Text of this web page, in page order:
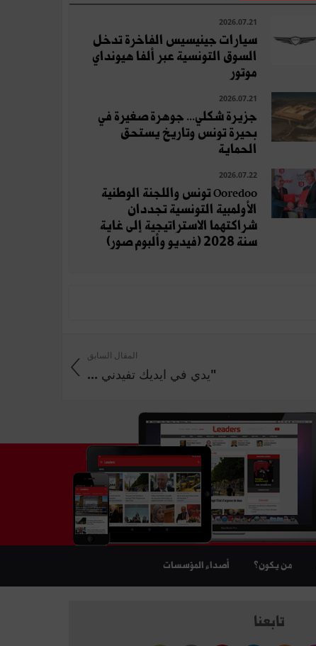
2026.07.21
سيارات جينيسيس الفاخرة تدخل
السوق التونسية عبر ألفا هيونداي
موتور
2026.07.21
جزيرة شكلي... جوهرة صغيرة في
بحيرة تونس وتاريخ يستحق
الحماية
2026.07.22
Ooredoo تونس واللجنة الوطنية
الأولمبية التونسية تجددان
شراكتهما الاستراتيجية إلى غاية
سنة 2028 (فيديو وألبوم صور)
المقال السابق
"يدي في ايديك تفيدني ...
من يكون؟ أصداء المؤسسات
تابعنا